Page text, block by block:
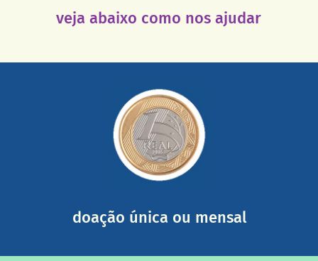
veja abaixo como nos ajudar
doação única ou mensal
mail mostrando tudo o que fizemos com a sua ajuda
somada a de outras pessoas.
saiba mais